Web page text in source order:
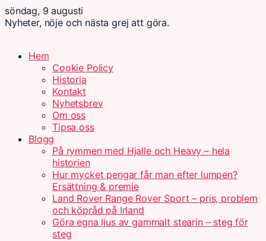
söndag, 9 augusti
Nyheter, nöje och nästa grej att göra.
Hem
Cookie Policy
Historia
Kontakt
Nyhetsbrev
Om oss
Tipsa oss
Blogg
På rymmen med Hjalle och Heavy – hela
historien
Hur mycket pengar får man efter lumpen?
Ersättning & premie
Land Rover Range Rover Sport – pris, problem
och köpråd på Irland
Göra egna ljus av gammalt stearin – steg för
steg